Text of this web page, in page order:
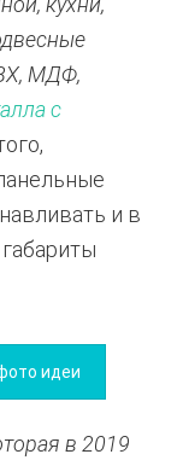
МДФ,
с
и в
идеи
в 2019